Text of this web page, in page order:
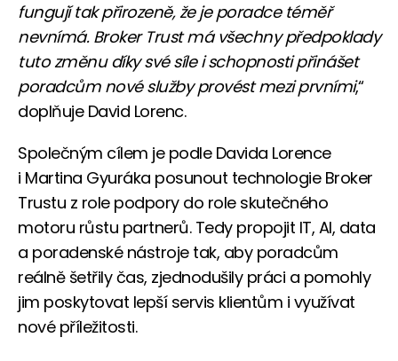
fungují tak přirozeně, že je poradce téměř
nevnímá. Broker Trust má všechny předpoklady
tuto změnu díky své síle i schopnosti přinášet
poradcům nové služby provést mezi prvními,“
doplňuje David Lorenc.
Společným cílem je podle Davida Lorence
i Martina Gyuráka posunout technologie Broker
Trustu z role podpory do role skutečného
motoru růstu partnerů. Tedy propojit IT, AI, data
a poradenské nástroje tak, aby poradcům
reálně šetřily čas, zjednodušily práci a pomohly
jim poskytovat lepší servis klientům i využívat
nové příležitosti.